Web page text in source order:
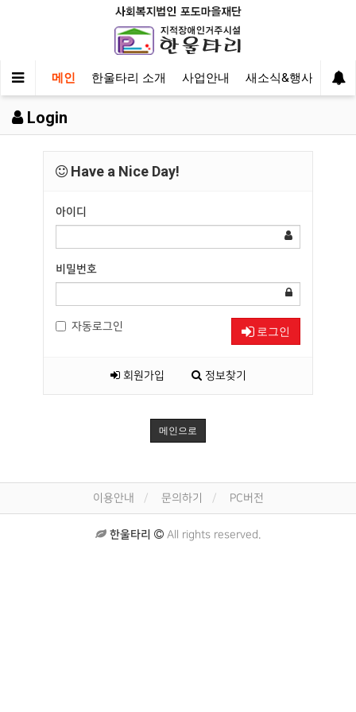
메인 한울타리 소개 사업안내 새소식&행사 후
Login
Have a Nice Day!
아이디
비밀번호
자동로그인 로그인
회원가입 정보찾기
메인으로
이용안내 문의하기 PC버전
한울타리 All rights reserved.